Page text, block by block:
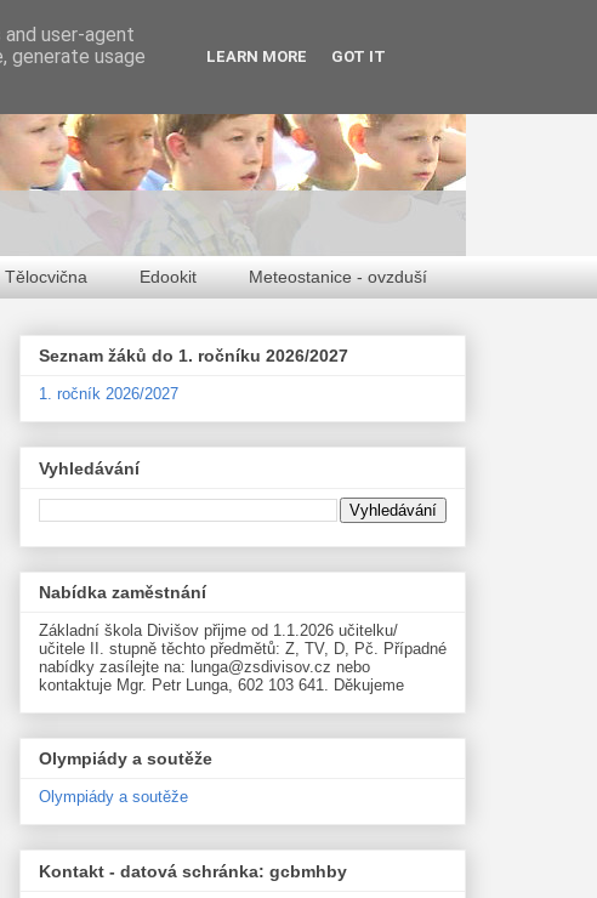
Tělocvična Edookit Meteostanice - ovzduší
Seznam žáků do 1. ročníku 2026/2027
1. ročník 2026/2027
Vyhledávání
Nabídka zaměstnání
Základní škola Divišov přijme od 1.1.2026 učitelku/
učitele II. stupně těchto předmětů: Z, TV, D, Pč. Případné
nabídky zasílejte na: lunga@zsdivisov.cz nebo
kontaktuje Mgr. Petr Lunga, 602 103 641. Děkujeme
Olympiády a soutěže
Olympiády a soutěže
Kontakt - datová schránka: gcbmhby
user-agent
generate usage
LEARN MORE GOT IT